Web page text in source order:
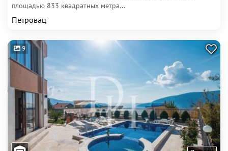
площадью 833 квадратных метра...
Петровац
9